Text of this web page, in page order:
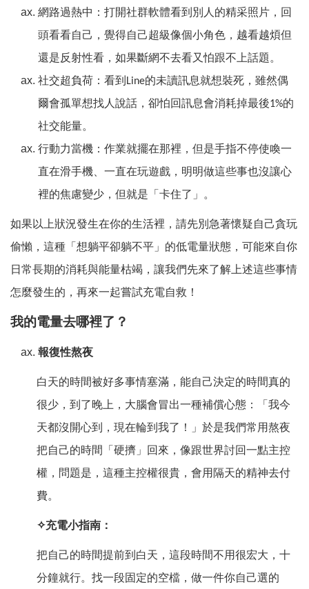
網路過熱中：打開社群軟體看到別人的精采照片，回
頭看看自己，覺得自己超級像個小角色，越看越煩但
還是反射性看，如果斷網不去看又怕跟不上話題。
社交超負荷：看到 Line的未讀訊息就想裝死，雖然偶
爾會孤單想找人說話，卻怕回訊息會消耗掉最後1%的
社交能量。
行動力當機：作業就擺在那裡，但是手指不停使喚一
直在滑手機、一直在玩遊戲，明明做這些事也沒讓心
裡的焦慮變少，但就是「卡住了」。
如果以上狀況發生在你的生活裡，請先別急著懷疑自己貪玩
偷懶，這種「想躺平卻躺不平」的低電量狀態，可能來自你
日常長期的消耗與能量枯竭，讓我們先來了解上述這些事情
怎麼發生的，再來一起嘗試充電自救！
我的電量去哪裡了？
報復性熬夜
白天的時間被好多事情塞滿，能自己決定的時間真的
很少，到了晚上，大腦會冒出一種補償心態：「我今
天都沒開心到，現在輪到我了！」於是我們常用熬夜
把自己的時間「硬擠」回來，像跟世界討回一點主控
權，問題是，這種主控權很貴，會用隔天的精神去付
費。
✧充電小指南：
把自己的時間提前到白天，這段時間不用很宏大，十
分鐘就行。找一段固定的空檔，做一件你自己選的